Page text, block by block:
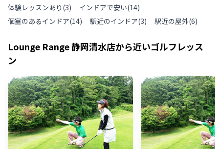
体験レッスンあり (3) インドアで安い(14)
個室のあるインドア(14) 駅近のインドア(3) 駅近の屋外(6)
Lounge Range 静岡清水店から近いゴルフレッス
ン